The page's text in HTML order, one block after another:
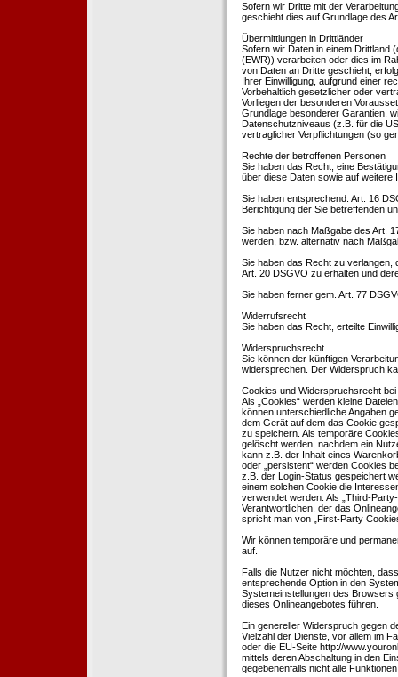
Sofern wir Dritte mit der
geschieht dies auf Grundlage des
Übermittlungen in Drittländer
Sofern wir Daten in einem Drittland
(EWR)) verarbeiten oder dies im
von Daten an Dritte geschieht,
Ihrer Einwilligung, aufgrund einer
Vorbehaltlich gesetzlicher oder
Vorliegen der besonderen
Grundlage besonderer Garantien,
Datenschutzniveaus (z.B. für die
vertraglicher Verpflichtungen (so
Rechte der betroffenen Personen
Sie haben das Recht, eine
über diese Daten sowie auf weitere
Sie haben entsprechend. Art. 16
Berichtigung der Sie betreffenden
Sie haben nach Maßgabe des Art.
werden, bzw. alternativ nach
Sie haben das Recht zu verlangen,
Art. 20 DSGVO zu erhalten und
Sie haben ferner gem. Art. 77
Widerrufsrecht
Sie haben das Recht, erteilte
Widerspruchsrecht
Sie können der künftigen
widersprechen. Der Widerspruch
Cookies und Widerspruchsrecht
Als „Cookies“ werden kleine
können unterschiedliche Angaben
dem Gerät auf dem das Cookie
zu speichern. Als temporäre
gelöscht werden, nachdem ein
kann z.B. der Inhalt eines
oder „persistent“ werden Cookies
z.B. der Login-Status gespeichert
einem solchen Cookie die
verwendet werden. Als „Third-
Verantwortlichen, der das
spricht man von „First-Party
Wir können temporäre und
auf.
Falls die Nutzer nicht möchten,
entsprechende Option in den
Systemeinstellungen des
dieses Onlineangebotes führen.
Ein genereller Widerspruch gegen
Vielzahl der Dienste, vor allem im
oder die EU-Seite http://
mittels deren Abschaltung in den
gegebenenfalls nicht alle